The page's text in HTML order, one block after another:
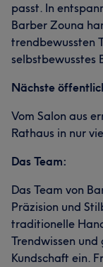
passt. In
Barber Zouna
trendbewussten
selbstbewusstes
Nächste
Vom Salon aus
Rathaus in nur
Das Team:
Das Team von
Präzision und
traditionelle
Trendwissen
Kundschaft ein.